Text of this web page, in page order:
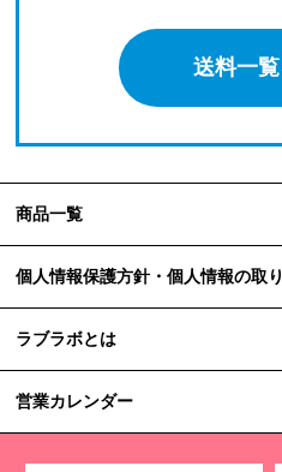
送料一
商品一覧
個人情報保護方針・個人情報の取
ラブラボとは
営業カレンダー